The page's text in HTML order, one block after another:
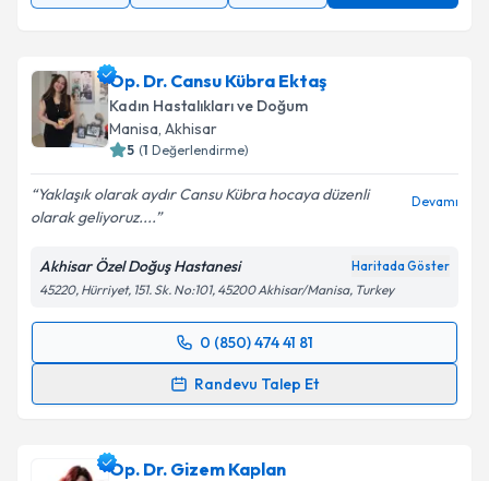
Op. Dr. Cansu Kübra Ektaş
Kadın Hastalıkları ve Doğum
Manisa, Akhisar
5 (1 Değerlendirme)
Yaklaşık olarak aydır Cansu Kübra hocaya düzenli
olarak geliyoruz....
Devamı
Akhisar Özel Doğuş Hastanesi Haritada Göster
45220, Hürriyet, 151. Sk. No:101, 45200 Akhisar/Manisa, Turkey
0 (850) 474 41 81
Randevu Talep Et
Randevu Takvimi Talebi
için bir takvim hazırlandığında e-posta ile
Op. Dr. Gizem Kaplan